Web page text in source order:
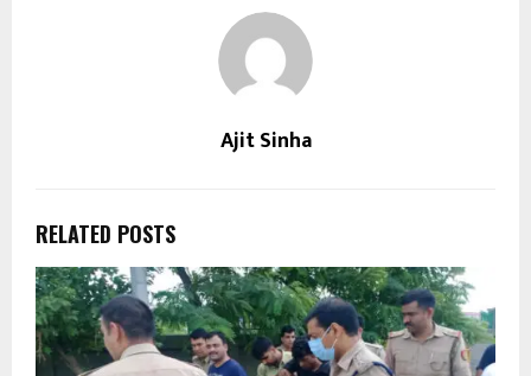
Ajit Sinha
RELATED POSTS